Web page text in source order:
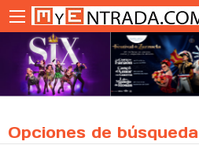
Opciones de